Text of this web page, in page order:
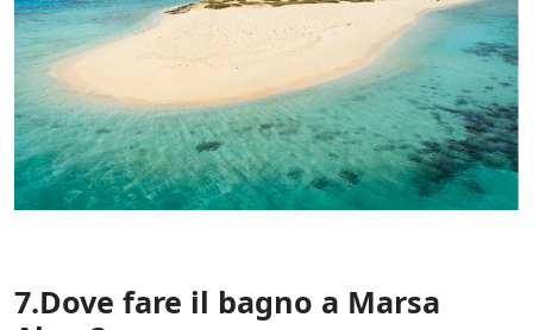
7.Dove fare il bagno a Marsa